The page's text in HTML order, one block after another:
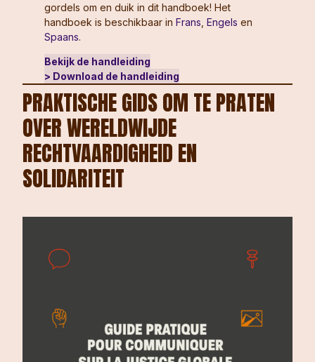
gordels om en duik in dit handboek! Het
handboek is beschikbaar in Frans Engels en
Spaans.
Bekijk de handleiding
> Download de handleiding
PRAKTISCHE GIDS OM TE PRATEN
OVER WERELDWIJDE
RECHTVAARDIGHEID EN
SOLIDARITEIT